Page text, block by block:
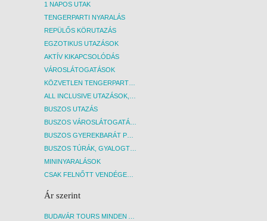
1 NAPOS UTAK
TENGERPARTI NYARALÁS
REPÜLŐS KÖRUTAZÁS
EGZOTIKUS UTAZÁSOK
AKTÍV KIKAPCSOLÓDÁS
VÁROSLÁTOGATÁSOK
KÖZVETLEN TENGERPARTI SZÁLLÁSOK
ALL INCLUSIVE UTAZÁSOK, NYARALÁSOK
BUSZOS UTAZÁS
BUSZOS VÁROSLÁTOGATÁSOK
BUSZOS GYEREKBARÁT PROGRAMOK
BUSZOS TÚRÁK, GYALOGTÚRÁK
MININYARALÁSOK
CSAK FELNŐTT VENDÉGEKET FOGADÓ SZÁLLÁSOK
Ár szerint
BUDAVÁR TOURS MINDEN AKCIÓS ÚT